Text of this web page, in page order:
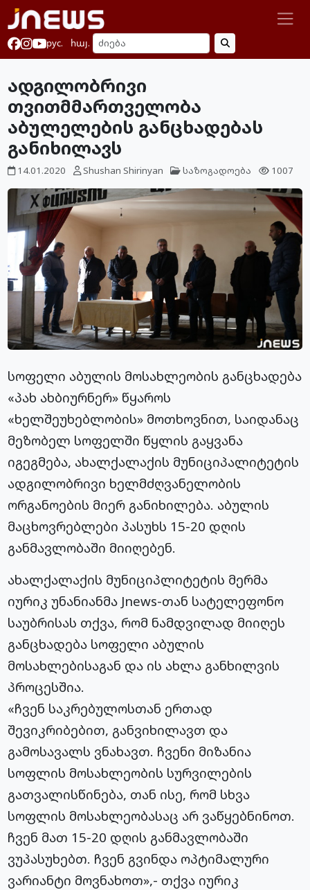
рус. հայ.
ადგილობრივი
თვითმმართველობა
აბულელების განცხადებას
განიხილავს
14.01.2020 Shushan Shirinyan საზოგადოება 1007
სოფელი აბულის მოსახლეობის განცხადება
«პახ ახბიურნერ» წყაროს
«ხელშეუხებლობის» მოთხოვნით, საიდანაც
მეზობელ სოფელში წყლის გაყვანა
იგეგმება, ახალქალაქის მუნიციპალიტეტის
ადგილობრივი ხელმძღვანელობის
ორგანოების მიერ განიხილება. აბულის
მაცხოვრებლები პასუხს 15-20 დღის
განმავლობაში მიიღებენ.
ახალქალაქის მუნიციპლიტეტის მერმა
იურიკ უნანიანმა Jnews-თან სატელეფონო
საუბრისას თქვა, რომ ნამდვილად მიიღეს
განცხადება სოფელი აბულის
მოსახლებისაგან და ის ახლა განხილვის
პროცესშია.
«ჩვენ საკრებულოსთან ერთად
შევიკრიბებით, განვიხილავთ და
გამოსავალს ვნახავთ. ჩვენი მიზანია
სოფლის მოსახლეობის სურვილების
გათვალისწინება, თან ისე, რომ სხვა
სოფლის მოსახლეობასაც არ ვაწყებნინოთ.
ჩვენ მათ 15-20 დღის განმავლობაში
ვუპასუხებთ. ჩვენ გვინდა ოპტიმალური
ვარიანტი მოვნახოთ»,- თქვა იურიკ